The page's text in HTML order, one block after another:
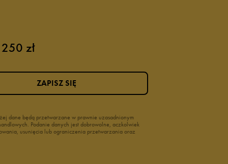
zł
dane będą przetwarzane w prawnie uzasadnionym
Podanie danych jest dobrowolne, aczkolwiek
usunięcia lub ograniczenia przetwarzania oraz
ZAPISZ SIĘ